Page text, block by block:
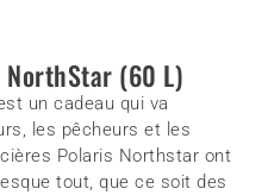
(60 L)
un cadeau qui va
les pêcheurs et les
Polaris Northstar ont
tout, que ce soit des